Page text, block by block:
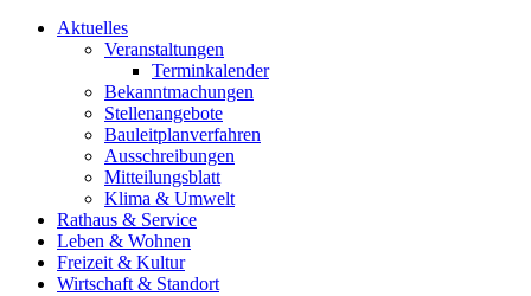
Aktuelles
Veranstaltungen
Terminkalender
Bekanntmachungen
Stellenangebote
Bauleitplanverfahren
Ausschreibungen
Mitteilungsblatt
Klima & Umwelt
Rathaus & Service
Leben & Wohnen
Freizeit & Kultur
Wirtschaft & Standort